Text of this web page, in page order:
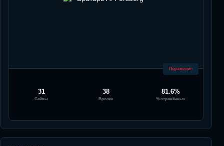
Поражение
31
Сейвы
38
Броски
81.6%
% отражённых